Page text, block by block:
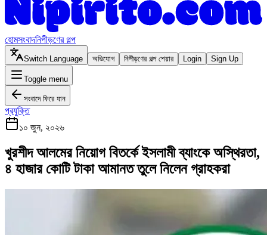
হোমসংবাদনিপীড়ণের গল্প
Switch Language অভিযোগ নিপীড়ণের গল্প শেয়ার Login Sign Up
Toggle menu
সংবাদে ফিরে যান
প্রযুক্তি
১০ জুন, ২০২৬
খুরশীদ আলমের নিয়োগ বিতর্কে ইসলামী ব্যাংকে অস্থিরতা,
৪ হাজার কোটি টাকা আমানত তুলে নিলেন গ্রাহকরা